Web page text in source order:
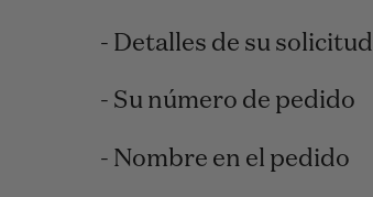
- Detalles de su solicitud
- Su número de pedido
- Nombre en el pedido